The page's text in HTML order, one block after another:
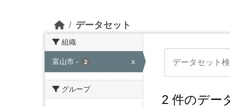
データセット
組織
富山市 - 2 x
グループ
2 件のデー